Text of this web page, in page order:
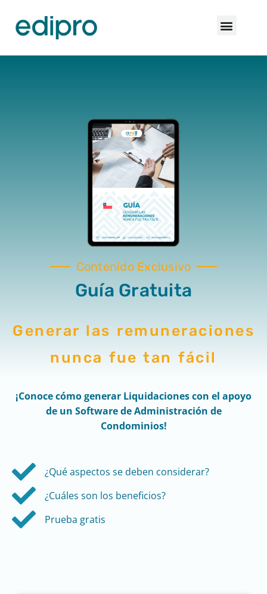
Contenido Exclusivo
Guía Gratuita
Generar las remuneraciones
nunca fue tan fácil
¡Conoce cómo generar Liquidaciones con el apoyo
de un Software de Administración de
Condominios!
¿Qué aspectos se deben considerar?
¿Cuáles son los beneficios?
Prueba gratis